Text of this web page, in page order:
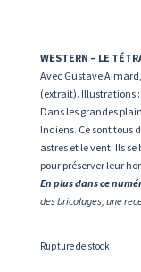
WESTERN – LE
Avec Gustave
(extrait). Illustrations
Dans les grandes
Indiens. Ce sont tous
astres et le vent. Ils
pour préserver leur
En plus dans ce
des bricolages, une
Rupture de stock